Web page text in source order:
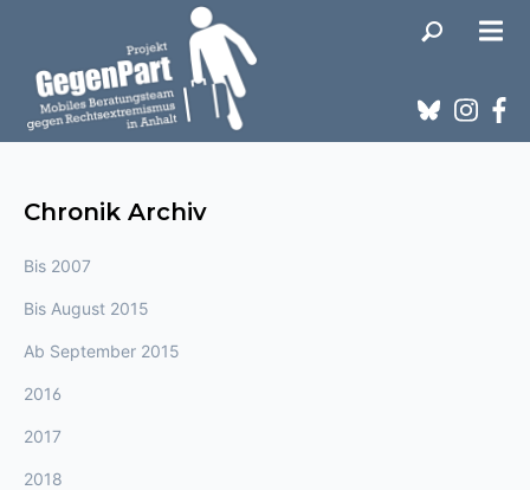
Chronik Archiv
Bis 2007
Bis August 2015
Ab September 2015
2016
2017
2018